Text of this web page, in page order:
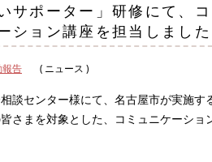
サポーター」研修にて、
ション講座を担当しました
報告 ( ニュース )
談センター様にて、名古屋市が実施す
さまを対象とした、コミュニケーシ